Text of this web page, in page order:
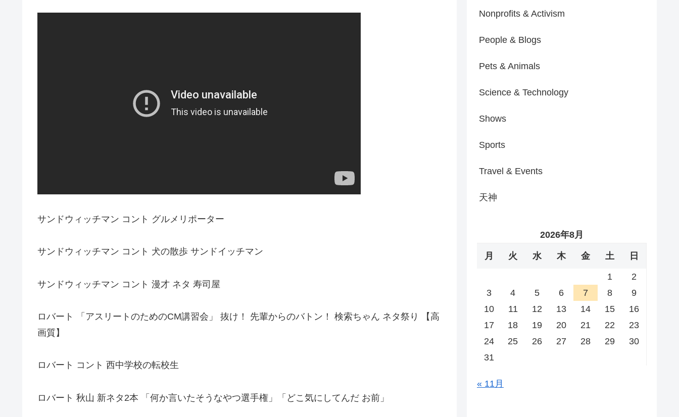
サンドウィッチマン コント グルメリポーター
サンドウィッチマン コント 犬の散歩 サンドイッチマン
サンドウィッチマン コント 漫才 ネタ 寿司屋
ロバート 「アスリートのためのCM講習会」 抜け！ 先輩からのバトン！ 検索ちゃん ネタ祭り 【高
画質】
ロバート コント 西中学校の転校生
ロバート 秋山 新ネタ2本 「何か言いたそうなやつ選手権」「どこ気にしてんだ お前」
Nonprofits & Activism
People & Blogs
Pets & Animals
Science & Technology
Shows
Sports
Travel & Events
天神
2026年8月
月 火 水 木 金 土 日
1
2
3
4 5 6 7 8
9
10
11 12 13 14 15
16
17
18 19 20 21 22
23
24
25 26 27 28 29
30
31
« 11月